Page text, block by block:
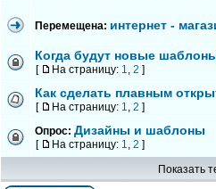
Перемещена: интернет -
Когда будут новые
[ На страницу: 1, 2 ]
Как сделать плавным
[ На страницу: 1, 2 ]
Опрос: Дизайны и шаблоны
[ На страницу: 1, 2 ]
Показать